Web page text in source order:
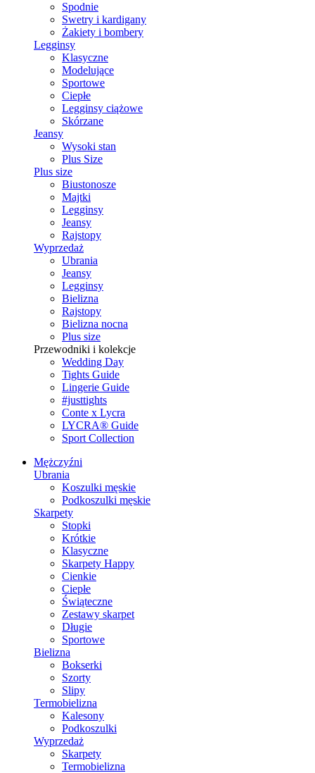
Spodnie
Swetry i kardigany
Żakiety i bombery
Legginsy
Klasyczne
Modelujące
Sportowe
Ciepłe
Legginsy ciążowe
Skórzane
Jeansy
Wysoki stan
Plus Size
Plus size
Biustonosze
Majtki
Legginsy
Jeansy
Rajstopy
Wyprzedaż
Ubrania
Jeansy
Legginsy
Bielizna
Rajstopy
Bielizna nocna
Plus size
Przewodniki i kolekcje
Wedding Day
Tights Guide
Lingerie Guide
#justtights
Conte x Lycra
LYCRA® Guide
Sport Сollection
Mężczyźni
Ubrania
Koszulki męskie
Podkoszulki męskie
Skarpety
Stopki
Krótkie
Klasyczne
Skarpety Happy
Cienkie
Ciepłe
Świąteczne
Zestawy skarpet
Długie
Sportowe
Bielizna
Bokserki
Szorty
Slipy
Termobielizna
Kalesony
Podkoszulki
Wyprzedaż
Skarpety
Termobielizna